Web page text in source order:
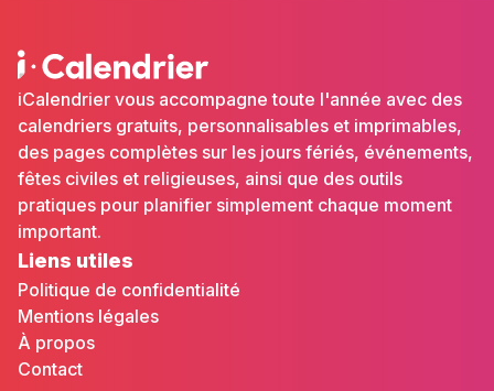
iCalendrier vous accompagne toute l'année avec des
calendriers gratuits, personnalisables et imprimables,
des pages complètes sur les jours fériés, événements,
fêtes civiles et religieuses, ainsi que des outils
pratiques pour planifier simplement chaque moment
important.
Liens utiles
Politique de confidentialité
Mentions légales
À propos
Contact